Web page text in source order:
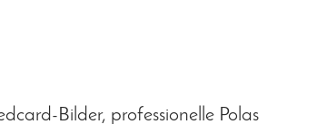
Bilder, professionelle Polas